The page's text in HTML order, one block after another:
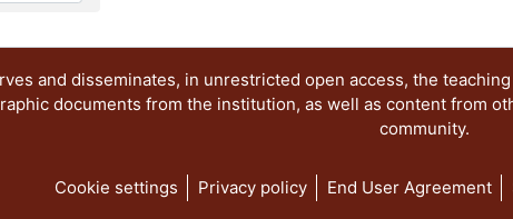
apuntaló la lucha
lugar, al problematizar el
movimiento #YoSoy132,
and disseminates, in unrestricted open access, the
documents from the institution, as well as content from
community.
Cookie settings Privacy policy End User Agreement